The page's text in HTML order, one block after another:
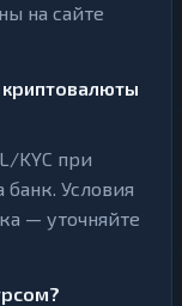
на сайте
KYC при
Условия
— уточняйте